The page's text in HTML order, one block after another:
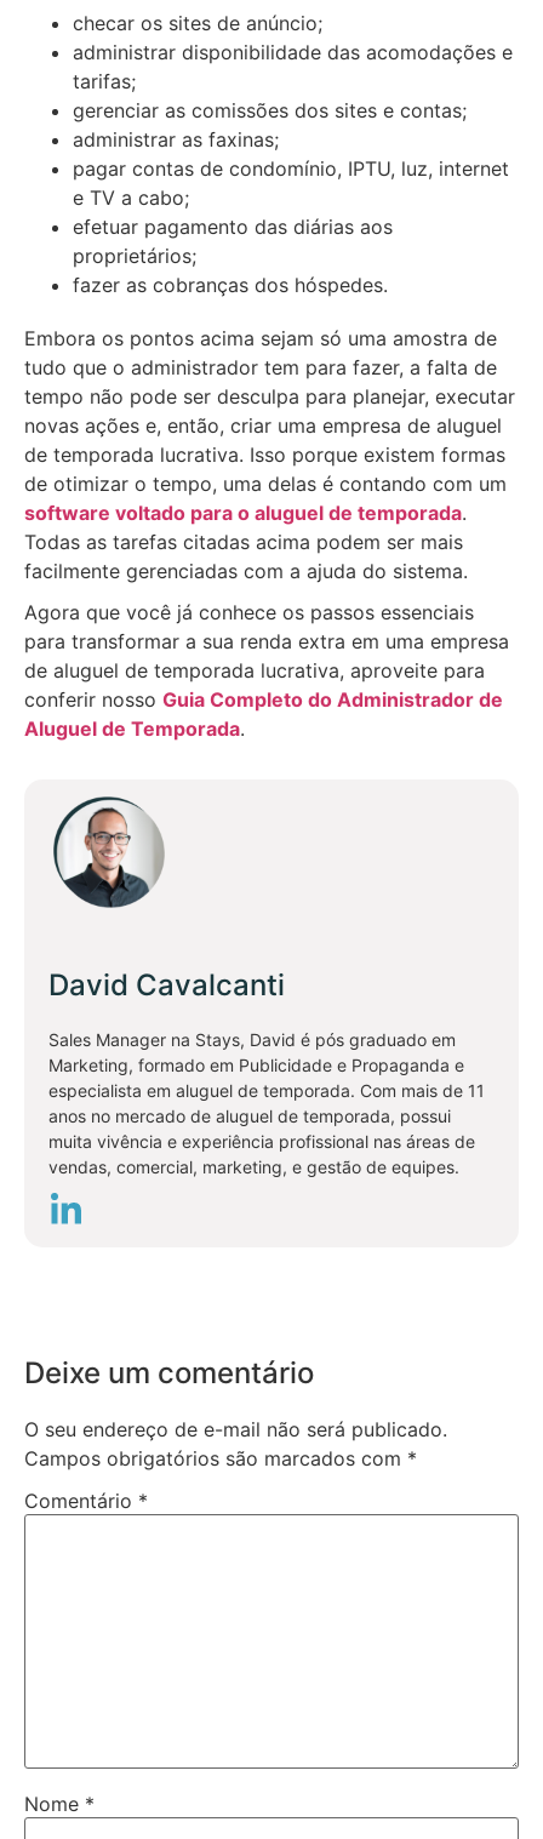
checar os sites de anúncio;
administrar disponibilidade das acomodações e
tarifas;
gerenciar as comissões dos sites e contas;
administrar as faxinas;
pagar contas de condomínio, IPTU, luz, internet
e TV a cabo;
efetuar pagamento das diárias aos
proprietários;
fazer as cobranças dos hóspedes.
Embora os pontos acima sejam só uma amostra de
tudo que o administrador tem para fazer, a falta de
tempo não pode ser desculpa para planejar, executar
novas ações e, então, criar uma empresa de aluguel
de temporada lucrativa. Isso porque existem formas
de otimizar o tempo, uma delas é contando com um
software voltado para o aluguel de temporada.
Todas as tarefas citadas acima podem ser mais
facilmente gerenciadas com a ajuda do sistema.
Agora que você já conhece os passos essenciais
para transformar a sua renda extra em uma empresa
de aluguel de temporada lucrativa, aproveite para
conferir nosso Guia Completo do Administrador de
Aluguel de Temporada.
David Cavalcanti
Sales Manager na Stays, David é pós graduado em
Marketing, formado em Publicidade e Propaganda e
especialista em aluguel de temporada. Com mais de 11
anos no mercado de aluguel de temporada, possui
muita vivência e experiência profissional nas áreas de
vendas, comercial, marketing, e gestão de equipes.
Deixe um comentário
O seu endereço de e-mail não será publicado.
Campos obrigatórios são marcados com *
Comentário *
Nome *